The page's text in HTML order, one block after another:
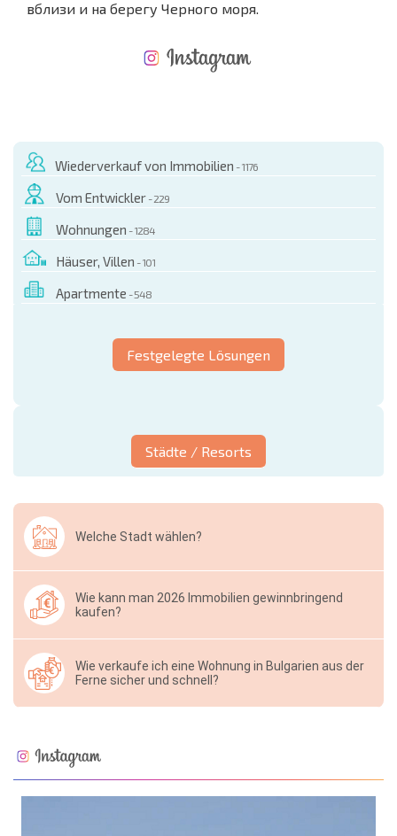
вблизи и на берегу Черного моря.
Wiederverkauf von Immobilien - 1176
Vom Entwickler - 229
Wohnungen - 1284
Häuser, Villen - 101
Apartmente - 548
Festgelegte Lösungen
Städte / Resorts
Welche Stadt wählen?
Wie kann man 2026 Immobilien gewinnbringend
kaufen?
Wie verkaufe ich eine Wohnung in Bulgarien aus der
Ferne sicher und schnell?